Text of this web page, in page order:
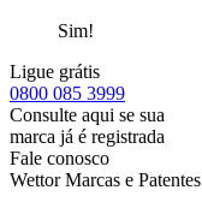
Sim!
Ligue grátis
0800 085 3999
Consulte aqui se sua
marca já é registrada
Fale conosco
Wettor Marcas e Patentes